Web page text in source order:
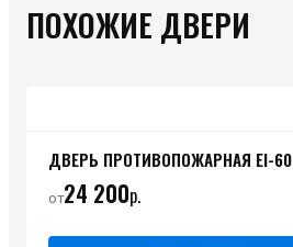
ПОХОЖИЕ ДВЕРИ
ДВЕРЬ ПРОТИВОПОЖАРНАЯ ЕI-60
от24 200р.